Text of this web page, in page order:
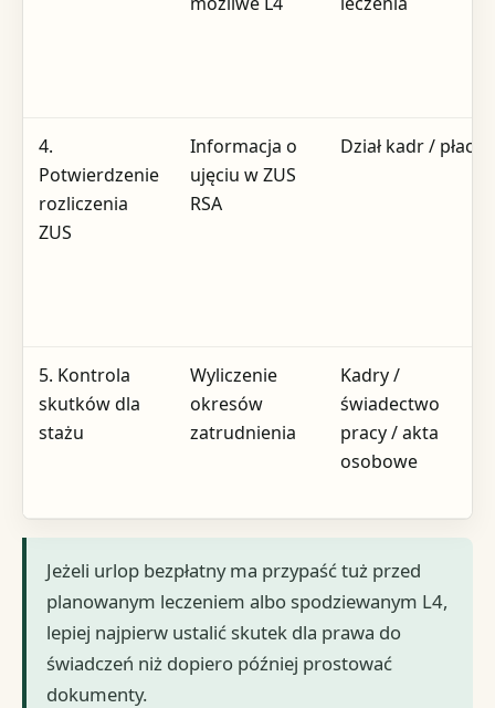
4.
Potwierdzenie
rozliczenia
ZUS
Informacja o
ujęciu w ZUS
RSA
Dział kadr / płace
5. Kontrola
skutków dla
stażu
Wyliczenie
okresów
zatrudnienia
Kadry /
świadectwo
pracy / akta
osobowe
Jeżeli urlop bezpłatny ma przypaść tuż przed
planowanym leczeniem albo spodziewanym L4,
lepiej najpierw ustalić skutek dla prawa do
świadczeń niż dopiero później prostować
dokumenty.